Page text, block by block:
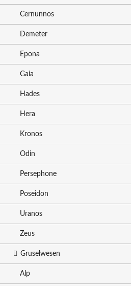
Cernunnos
Demeter
Epona
Gaia
Hades
Hera
Kronos
Odin
Persephone
Poseidon
Uranos
Zeus
Gruselwesen
Alp